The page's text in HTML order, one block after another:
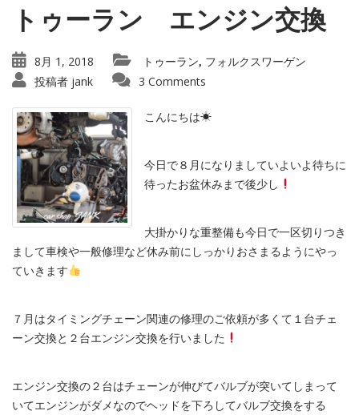
トゥーラン エンジン交換
8月 1, 2018 トゥーラン, フォルクスワーゲン
投稿者 jank 3 Comments
こんにちは☀
今日で８月になりましていよいよ待ちに
待ったお盆休みまで後少し
大掛かりな重整備も今日で一区切りつき
まして車検や一般修理など休み前にしっかりおさまるようにやっ
ていきます
７月はタイミングチェーン関連の修理のご依頼が多くて１台チェ
ーン交換と２台エンジン交換を行いました
エンジン交換の２台はチェーンが伸びてバルブが突いてしまって
いてエンジンがダメなのでヘッドを下ろしてバルブ交換をする